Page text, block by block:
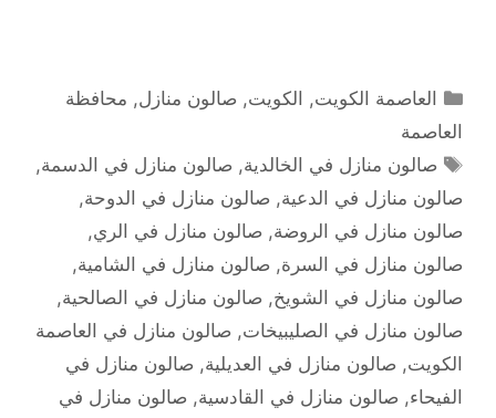
التصنيفات
العاصمة الكويت, الكويت, صالون منازل, محافظة
العاصمة
الوسوم
صالون منازل في الخالدية, صالون منازل في الدسمة,
صالون منازل في الدعية, صالون منازل في الدوحة,
صالون منازل في الروضة, صالون منازل في الري,
صالون منازل في السرة, صالون منازل في الشامية,
صالون منازل في الشويخ, صالون منازل في الصالحية,
صالون منازل في الصليبيخات, صالون منازل في العاصمة
الكويت, صالون منازل في العديلية, صالون منازل في
الفيحاء, صالون منازل في القادسية, صالون منازل في